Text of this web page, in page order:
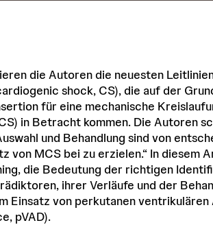
die Autoren die neuesten
shock, CS), die auf der
für eine mechanische
in Betracht kommen. Die Autoren
und Behandlung sind von
von MCS bei zu erzielen.“ In diesem
die Bedeutung der richtigen
ihrer Verläufe und der
Einsatz von perkutanen
pVAD).